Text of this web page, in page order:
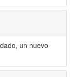
un nuevo